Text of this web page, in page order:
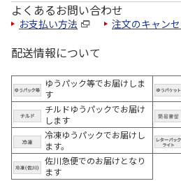
よくあるお問い合わせ
お支払い方法 注文のキャン
配送情報について
ゆうパック等でお届けしま
す
チルドゆうパックでお届け
します
冷凍ゆうパックでお届けし
ます。
佐川急便でのお届けとなり
ます